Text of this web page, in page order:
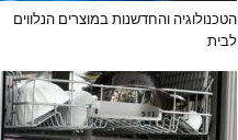
הטכנולוגיה והחדשנות במוצרים הנלווים
לבית